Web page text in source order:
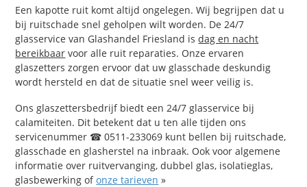
Een kapotte ruit komt altijd ongelegen. Wij begrijpen dat u
bij ruitschade snel geholpen wilt worden. De 24/7
glasservice van Glashandel Friesland isdag en nacht
bereikbaar voor alle ruit reparaties. Onze ervaren
glaszetters zorgen ervoor dat uw glasschade deskundig
wordt hersteld en dat de situatie snel weer veilig is.
Ons glaszettersbedrijf biedt een 24/7 glasservice bij
calamiteiten. Dit betekent dat u ten alle tijden ons
servicenummer ☎ 0511-233069 kunt bellen bij ruitschade,
glasschade en glasherstel na inbraak. Ook voor algemene
informatie over ruitvervanging, dubbel glas, isolatieglas,
glasbewerking ofonze tarieven »